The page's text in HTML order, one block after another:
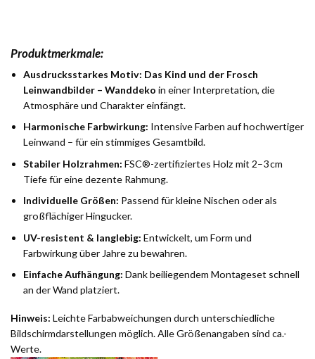
Produktmerkmale:
Ausdrucksstarkes Motiv: Das Kind und der Frosch
Leinwandbilder – Wanddeko in einer Interpretation, die
Atmosphäre und Charakter einfängt.
Harmonische Farbwirkung: Intensive Farben auf hochwertiger
Leinwand – für ein stimmiges Gesamtbild.
Stabiler Holzrahmen: FSC®-zertifiziertes Holz mit 2–3 cm
Tiefe für eine dezente Rahmung.
Individuelle Größen: Passend für kleine Nischen oder als
großflächiger Hingucker.
UV-resistent & langlebig: Entwickelt, um Form und
Farbwirkung über Jahre zu bewahren.
Einfache Aufhängung: Dank beiliegendem Montageset schnell
an der Wand platziert.
Hinweis: Leichte Farbabweichungen durch unterschiedliche
Bildschirmdarstellungen möglich. Alle Größenangaben sind ca.-
Werte.